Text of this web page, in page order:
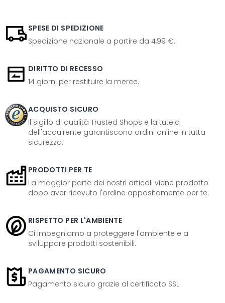
SPESE DI SPEDIZIONE
Spedizione nazionale a partire da 4,99 €.
DIRITTO DI RECESSO
14 giorni per restituire la merce.
ACQUISTO SICURO
Il sigillo di qualità Trusted Shops e la tutela
dell'acquirente garantiscono ordini online in tutta
sicurezza.
PRODOTTI PER TE
La maggior parte dei nostri articoli viene prodotto
dopo aver ricevuto l'ordine appositamente per te.
RISPETTO PER L'AMBIENTE
Ci impegniamo a proteggere l'ambiente e a
sviluppare prodotti sostenibili.
PAGAMENTO SICURO
Pagamento sicuro grazie al certificato SSL.